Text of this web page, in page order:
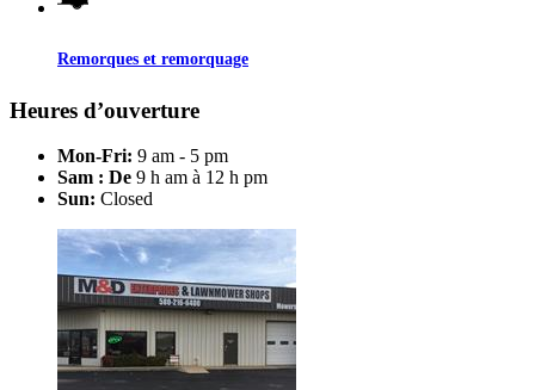
Remorques et remorquage
Heures d’ouverture
Mon-Fri: 9 am - 5 pm
Sam : De 9 h am à 12 h pm
Sun: Closed